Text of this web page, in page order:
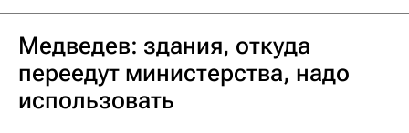
Медведев: здания, откуда
переедут министерства, надо
использовать